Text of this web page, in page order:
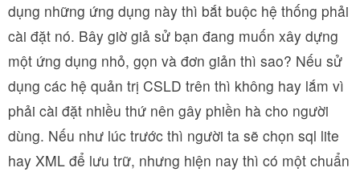
dụng những ứng dụng này thì bắt buộc hệ thống phải
cài đặt nó. Bây giờ giả sử bạn đang muốn xây dựng
một ứng dụng nhỏ, gọn và đơn giản thì sao? Nếu sử
dụng các hệ quản trị CSLD trên thì không hay lắm vì
phải cài đặt nhiều thứ nên gây phiền hà cho người
dùng. Nếu như lúc trước thì người ta sẽ chọn sql lite
hay XML để lưu trữ, nhưng hiện nay thì có một chuẩn